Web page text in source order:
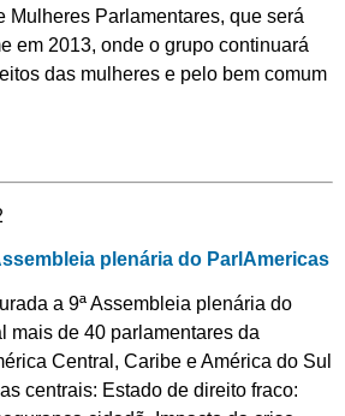
Mulheres Parlamentares, que será
em 2013, onde o grupo continuará
das mulheres e pelo bem comum
plenária do ParlAmericas
a 9ª Assembleia plenária do
mais de 40 parlamentares da
Central, Caribe e América do Sul
centrais: Estado de direito fraco: